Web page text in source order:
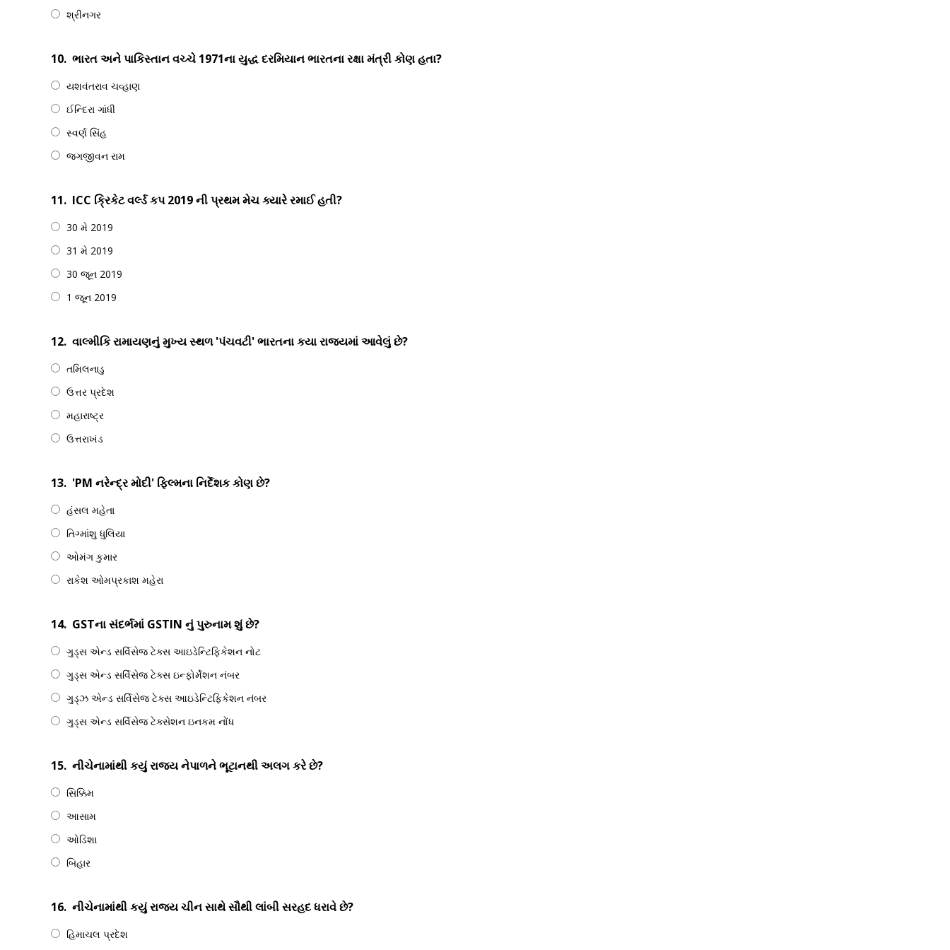
શ્રીનગર
10. ભારત અને પાકિસ્તાન વચ્ચે 1971ના યુદ્ધ દરમિયાન ભારતના રક્ષા મંત્રી કોણ હતા?
યશવંતરાવ ચવ્હાણ
ઈન્દિરા ગાંધી
સ્વર્ણ સિંહ
જગજીવન રામ
11. ICC ક્રિકેટ વર્લ્ડ કપ 2019 ની પ્રથમ મેચ ક્યારે રમાઈ હતી?
30 મે 2019
31 મે 2019
30 જૂન 2019
1 જૂન 2019
12. વાલ્મીકિ રામાયણનું મુખ્ય સ્થળ 'પંચવટી' ભારતના કયા રાજ્યમાં આવેલું છે?
તમિલનાડુ
ઉત્તર પ્રદેશ
મહારાષ્ટ્ર
ઉત્તરાખંડ
13. 'PM નરેન્દ્ર મોદી' ફિલ્મના નિર્દેશક કોણ છે?
હંસલ મહેતા
તિગ્માંશુ ધુલિયા
ઓમંગ કુમાર
રાકેશ ઓમપ્રકાશ મહેરા
14. GSTના સંદર્ભમાં GSTIN નું પુરુનામ શું છે?
ગુડ્સ એન્ડ સર્વિસેજ ટેક્સ આઇડેન્ટિફિકેશન નોટ
ગુડ્સ એન્ડ સર્વિસેજ ટેક્સ ઇન્ફોર્મેશન નંબર
ગુડ્ઝ એન્ડ સર્વિસેજ ટેક્સ આઇડેન્ટિફિકેશન નંબર
ગુડ્સ એન્ડ સર્વિસેજ ટેક્સેશન ઇનકમ નોંધ
15. નીચેનામાંથી કયું રાજ્ય નેપાળને ભૂટાનથી અલગ કરે છે?
સિક્કિમ
આસામ
ઓડિશા
બિહાર
16. નીચેનામાંથી કયું રાજ્ય ચીન સાથે સૌથી લાંબી સરહદ ધરાવે છે?
હિમાચલ પ્રદેશ